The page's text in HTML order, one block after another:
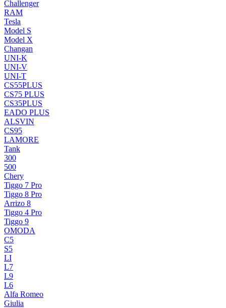
Challenger
RAM
Tesla
Model S
Model X
Changan
UNI-K
UNI-V
UNI-T
CS55PLUS
CS75 PLUS
CS35PLUS
EADO PLUS
ALSVIN
CS95
LAMORE
Tank
300
500
Chery
Tiggo 7 Pro
Tiggo 8 Pro
Arrizo 8
Tiggo 4 Pro
Tiggo 9
OMODA
C5
S5
LI
L7
L9
L6
Alfa Romeo
Giulia